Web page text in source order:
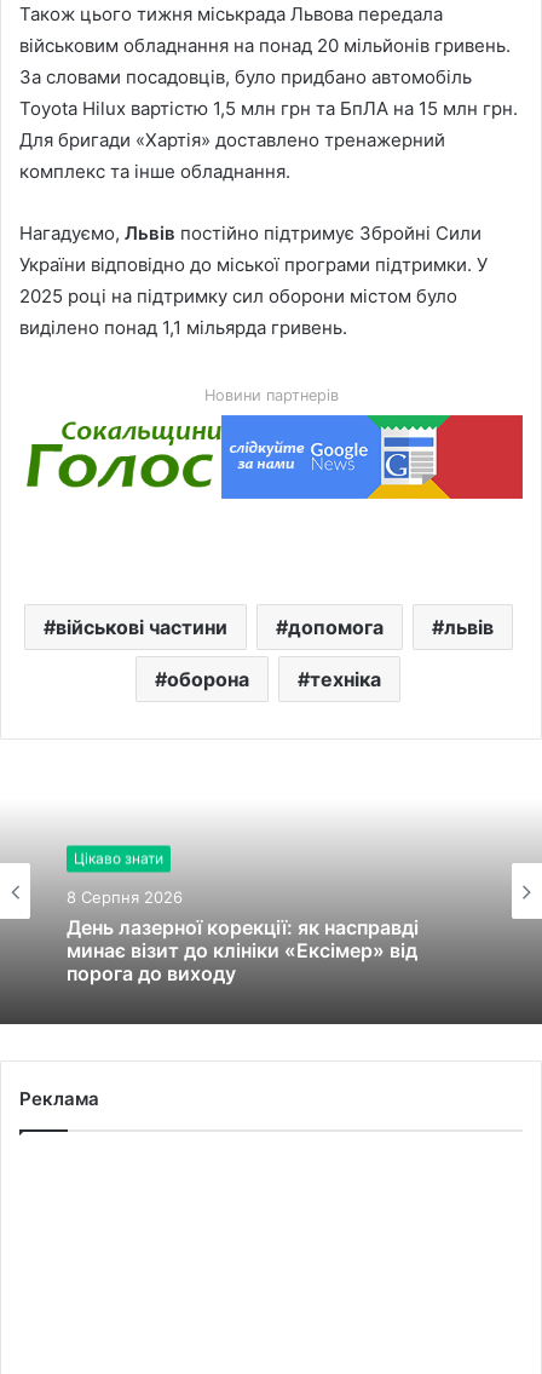
Також цього тижня міськрада Львова передала
військовим обладнання на понад 20 мільйонів гривень.
За словами посадовців, було придбано автомобіль
Toyota Hilux вартістю 1,5 млн грн та БпЛА на 15 млн грн.
Для бригади «Хартія» доставлено тренажерний
комплекс та інше обладнання.
Нагадуємо, Львів постійно підтримує Збройні Сили
України відповідно до міської програми підтримки. У
2025 році на підтримку сил оборони містом було
виділено понад 1,1 мільярда гривень.
Новини партнерів
військові частини допомога львів
оборона техніка
Цікаво знати
8 Серпня 2026
День лазерної корекції: як насправді
минає візит до клініки «Ексімер» від
порога до виходу
Реклама